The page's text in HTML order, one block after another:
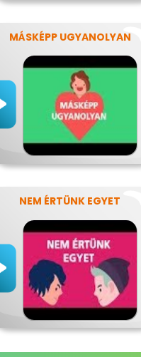
MÁSKÉPP UGYANOLYAN
NEM ÉRTÜNK EGYET